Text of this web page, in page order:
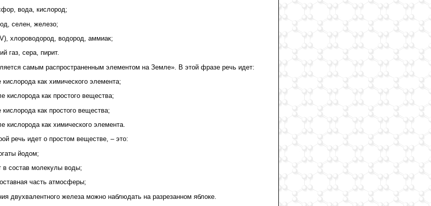
вода, кислород;
селен, железо;
хлороводород, водород, аммиак;
газ, сера, пирит.
самым распространенным элементом на Земле». В этой фразе речь идет:
как химического элемента;
кислорода как простого вещества;
как простого вещества;
кислорода как химического элемента.
речь идет о простом веществе, – это:
йодом;
в состав молекулы воды;
часть атмосферы;
двухвалентного железа можно наблюдать на разрезанном яблоке.